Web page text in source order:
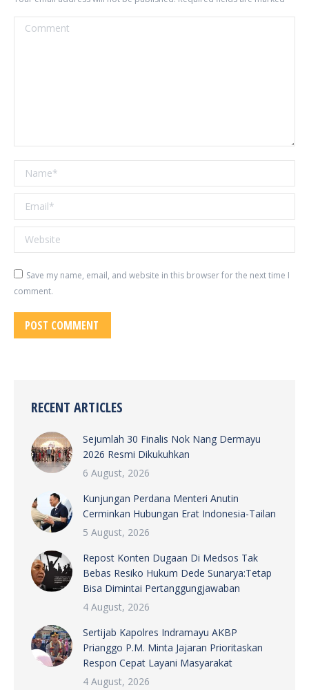
Comment
Name *
Email *
Website
Save my name, email, and website in this browser for the next time I
comment.
POST COMMENT
RECENT ARTICLES
Sejumlah 30 Finalis Nok Nang Dermayu
2026 Resmi Dikukuhkan
6 August, 2026
Kunjungan Perdana Menteri Anutin
Cerminkan Hubungan Erat Indonesia-Tailan
5 August, 2026
Repost Konten Dugaan Di Medsos Tak
Bebas Resiko Hukum Dede Sunarya:Tetap
Bisa Dimintai Pertanggungjawaban
4 August, 2026
Sertijab Kapolres Indramayu AKBP
Prianggo P.M. Minta Jajaran Prioritaskan
Respon Cepat Layani Masyarakat
4 August, 2026